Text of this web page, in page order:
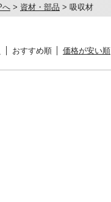
へ>資材・部品> 吸収材
おすすめ順 価格が安い順